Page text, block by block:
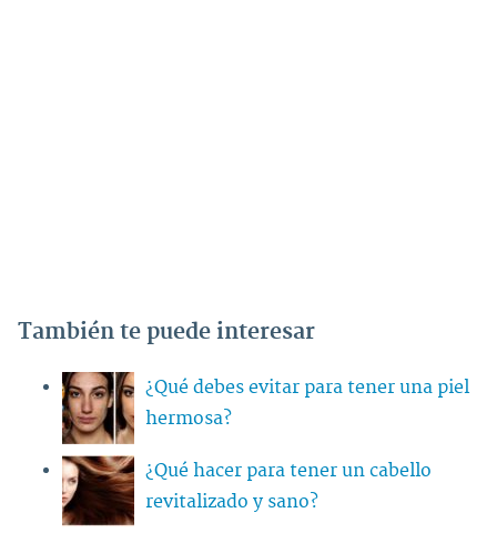
También te puede interesar
¿Qué debes evitar para tener una piel
hermosa?
¿Qué hacer para tener un cabello
revitalizado y sano?